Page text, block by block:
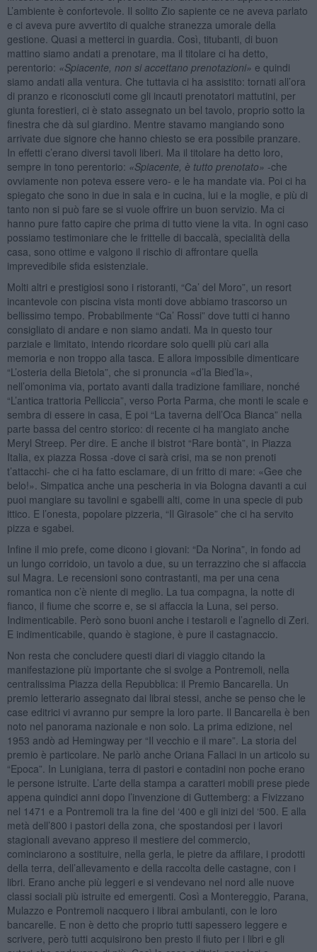
L’ambiente è confortevole. Il solito Zio sapiente ce ne aveva parlato
e ci aveva pure avvertito di qualche stranezza umorale della
gestione. Quasi a metterci in guardia. Così, titubanti, di buon
mattino siamo andati a prenotare, ma il titolare ci ha detto,
perentorio: «Spiacente, non si accettano prenotazioni» e quindi
siamo andati alla ventura. Che tuttavia ci ha assistito: tornati all’ora
di pranzo e riconosciuti come gli incauti prenotatori mattutini, per
giunta forestieri, ci è stato assegnato un bel tavolo, proprio sotto la
finestra che dà sul giardino. Mentre stavamo mangiando sono
arrivate due signore che hanno chiesto se era possibile pranzare.
In effetti c’erano diversi tavoli liberi. Ma il titolare ha detto loro,
sempre in tono perentorio: «Spiacente, è tutto prenotato» -che
ovviamente non poteva essere vero- e le ha mandate via. Poi ci ha
spiegato che sono in due in sala e in cucina, lui e la moglie, e più di
tanto non si può fare se si vuole offrire un buon servizio. Ma ci
hanno pure fatto capire che prima di tutto viene la vita. In ogni caso
possiamo testimoniare che le frittelle di baccalà, specialità della
casa, sono ottime e valgono il rischio di affrontare quella
imprevedibile sfida esistenziale.
Molti altri e prestigiosi sono i ristoranti, “Ca’ del Moro”, un resort
incantevole con piscina vista monti dove abbiamo trascorso un
bellissimo tempo. Probabilmente “Ca’ Rossi” dove tutti ci hanno
consigliato di andare e non siamo andati. Ma in questo tour
parziale e limitato, intendo ricordare solo quelli più cari alla
memoria e non troppo alla tasca. E allora impossibile dimenticare
“L’osteria della Bietola”, che si pronuncia «d’la Bied’la»,
nell’omonima via, portato avanti dalla tradizione familiare, nonché
“L’antica trattoria Pelliccia”, verso Porta Parma, che monti le scale e
sembra di essere in casa, E poi “La taverna dell’Oca Bianca” nella
parte bassa del centro storico: di recente ci ha mangiato anche
Meryl Streep. Per dire. E anche il bistrot “Rare bontà”, in Piazza
Italia, ex piazza Rossa -dove ci sarà crisi, ma se non prenoti
t’attacchi- che ci ha fatto esclamare, di un fritto di mare: «Gee che
belo!». Simpatica anche una pescheria in via Bologna davanti a cui
puoi mangiare su tavolini e sgabelli alti, come in una specie di pub
ittico. E l’onesta, popolare pizzeria, “Il Girasole” che ci ha servito
pizza e sgabei.
Infine il mio prefe, come dicono i giovani: “Da Norina”, in fondo ad
un lungo corridoio, un tavolo a due, su un terrazzino che si affaccia
sul Magra. Le recensioni sono contrastanti, ma per una cena
romantica non c’è niente di meglio. La tua compagna, la notte di
fianco, il fiume che scorre e, se si affaccia la Luna, sei perso.
Indimenticabile. Però sono buoni anche i testaroli e l’agnello di Zeri.
E indimenticabile, quando è stagione, è pure il castagnaccio.
Non resta che concludere questi diari di viaggio citando la
manifestazione più importante che si svolge a Pontremoli, nella
centralissima Piazza della Repubblica: il Premio Bancarella. Un
premio letterario assegnato dai librai stessi, anche se penso che le
case editrici vi avranno pur sempre la loro parte. Il Bancarella è ben
noto nel panorama nazionale e non solo. La prima edizione, nel
1953 andò ad Hemingway per “Il vecchio e il mare”. La storia del
premio è particolare. Ne parlò anche Oriana Fallaci in un articolo su
“Epoca”. In Lunigiana, terra di pastori e contadini non poche erano
le persone istruite. L’arte della stampa a caratteri mobili prese piede
appena quindici anni dopo l’invenzione di Guttemberg: a Fivizzano
nel 1471 e a Pontremoli tra la fine del ‘400 e gli inizi del ‘500. E alla
metà dell’800 i pastori della zona, che spostandosi per i lavori
stagionali avevano appreso il mestiere del commercio,
cominciarono a sostituire, nella gerla, le pietre da affilare, i prodotti
della terra, dell’allevamento e della raccolta delle castagne, con i
libri. Erano anche più leggeri e si vendevano nel nord alle nuove
classi sociali più istruite ed emergenti. Così a Montereggio, Parana,
Mulazzo e Pontremoli nacquero i librai ambulanti, con le loro
bancarelle. E non è detto che proprio tutti sapessero leggere e
scrivere, però tutti acquisirono ben presto il fiuto per i libri e gli